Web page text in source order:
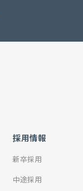
採用情報
新卒採用
中途採用